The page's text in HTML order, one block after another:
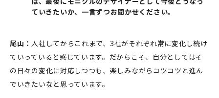
ていきたいか、一言ずつお聞かせください。
尾山： 入社してからこれまで、3社がそれぞれ常に変化し続け
ていっていると感じています。だからこそ、自分としてはそ
の日々の変化に対応しつつも、楽しみながらコツコツと進ん
でいきたいなと思っています。